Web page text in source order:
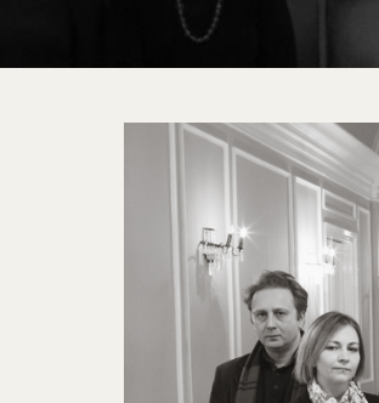
MAS
Grupni
portreti
2018.jpg